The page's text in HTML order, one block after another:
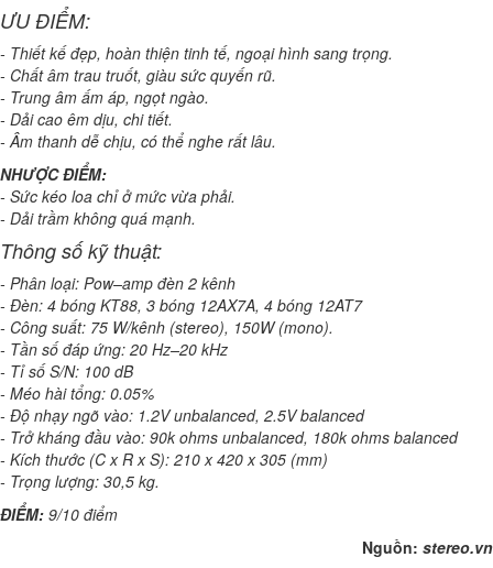
ƯU ĐIỂM:
- Thiết kế đẹp, hoàn thiện tinh tế, ngoại hình sang trọng.
- Chất âm trau truốt, giàu sức quyến rũ.
- Trung âm ấm áp, ngọt ngào.
- Dải cao êm dịu, chi tiết.
- Âm thanh dễ chịu, có thể nghe rất lâu.
NHƯỢC ĐIỂM:
- Sức kéo loa chỉ ở mức vừa phải.
- Dải trầm không quá mạnh.
Thông số kỹ thuật:
- Phân loại: Pow–amp đèn 2 kênh
- Đèn: 4 bóng KT88, 3 bóng 12AX7A, 4 bóng 12AT7
- Công suất: 75 W/kênh (stereo), 150W (mono).
- Tần số đáp ứng: 20 Hz–20 kHz
- Tỉ số S/N: 100 dB
- Méo hài tổng: 0.05%
- Độ nhạy ngõ vào: 1.2V unbalanced, 2.5V balanced
- Trở kháng đầu vào: 90k ohms unbalanced, 180k ohms balanced
- Kích thước (C x R x S): 210 x 420 x 305 (mm)
- Trọng lượng: 30,5 kg.
ĐIỂM: 9/10 điểm
Nguồn: stereo.vn